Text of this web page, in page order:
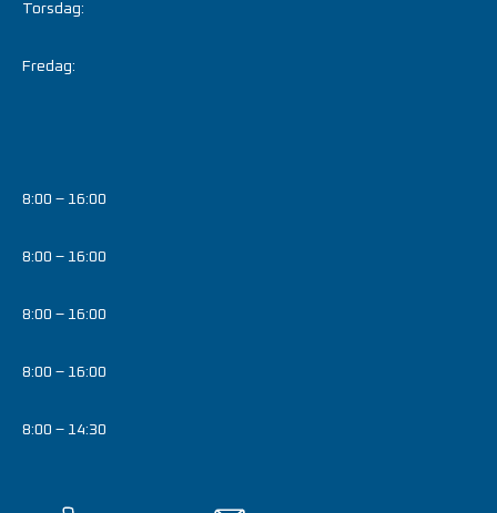
Torsdag:
Fredag:
8:00 – 16:00
8:00 – 16:00
8:00 – 16:00
8:00 – 16:00
8:00 – 14:30